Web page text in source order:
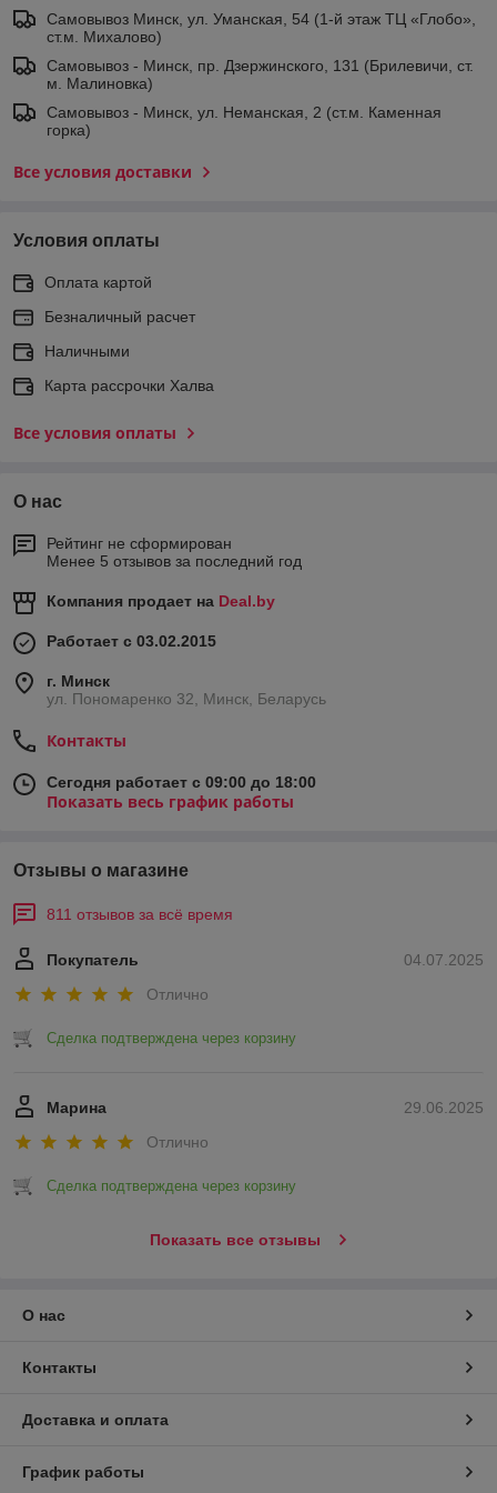
Самовывоз Минск, ул. Уманская, 54 (1-й этаж ТЦ «Глобо»,
ст.м. Михалово)
Самовывоз - Минск, пр. Дзержинского, 131 (Брилевичи, ст.
м. Малиновка)
Самовывоз - Минск, ул. Неманская, 2 (ст.м. Каменная
горка)
Все условия доставки
Условия оплаты
Оплата картой
Безналичный расчет
Наличными
Карта рассрочки Халва
Все условия оплаты
О нас
Рейтинг не сформирован
Менее 5 отзывов за последний год
Компания продает на Deal.by
Работает с 03.02.2015
г. Минск
ул. Пономаренко 32, Минск, Беларусь
Контакты
Сегодня работает с 09:00 до 18:00
Показать весь график работы
Отзывы о магазине
811 отзывов за всё время
04.07.2025
Покупатель
Отлично
Сделка подтверждена через корзину
29.06.2025
Марина
Отлично
Сделка подтверждена через корзину
Показать все отзывы
О нас
Контакты
Доставка и оплата
График работы